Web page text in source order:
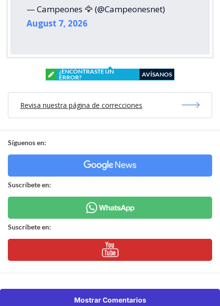
— Campeones 🦅 (@Campeonesnet)
August 7, 2026
¿ENCONTRASTE UN
ERROR?
AVÍSANOS
Revisa nuestra página de correcciones
Síguenos en:
Suscríbete en:
Suscríbete en:
Mostrar Comentarios